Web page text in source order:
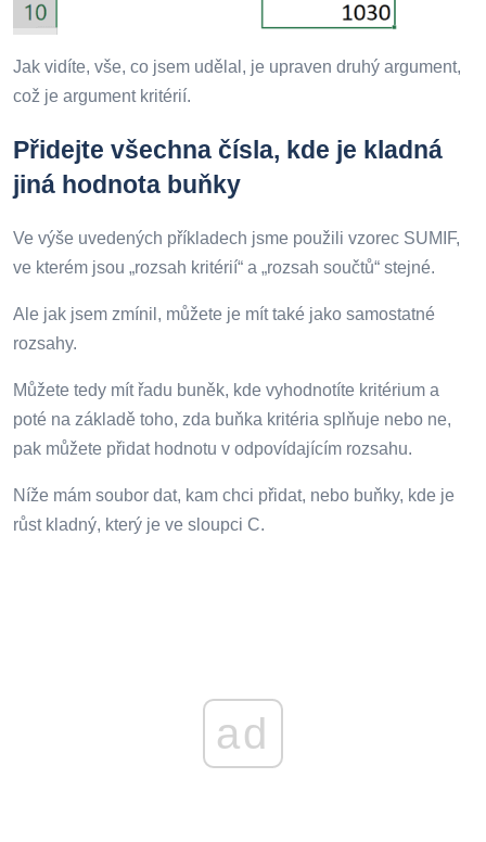
Jak vidíte, vše, co jsem udělal, je upraven druhý argument,
což je argument kritérií.
Přidejte všechna čísla, kde je kladná
jiná hodnota buňky
Ve výše uvedených příkladech jsme použili vzorec SUMIF,
ve kterém jsou „rozsah kritérií“ a „rozsah součtů“ stejné.
Ale jak jsem zmínil, můžete je mít také jako samostatné
rozsahy.
Můžete tedy mít řadu buněk, kde vyhodnotíte kritérium a
poté na základě toho, zda buňka kritéria splňuje nebo ne,
pak můžete přidat hodnotu v odpovídajícím rozsahu.
Níže mám soubor dat, kam chci přidat, nebo buňky, kde je
růst kladný, který je ve sloupci C.
ad